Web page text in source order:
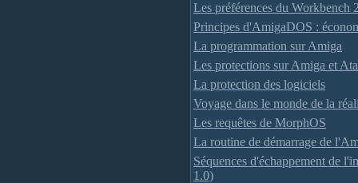
Les préférences du Workbench
Principes d'AmigaDOS :
La programmation sur Amiga
Les protections sur Amiga et
La protection des logiciels
Voyage dans le monde de la
Les requêtes de MorphOS
La routine de démarrage de
Séquences d'échappement de
1.0)